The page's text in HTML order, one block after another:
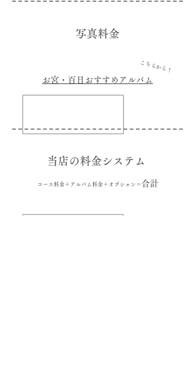
写真料金
こちらから！
お宮・百日おすすめアルバム
​当店の料金システム
コース料金＋アルバム料金＋オプション＝ 合計